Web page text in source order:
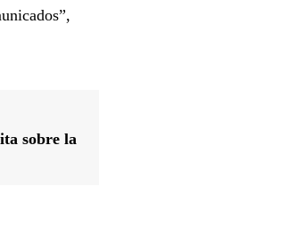
sobre la